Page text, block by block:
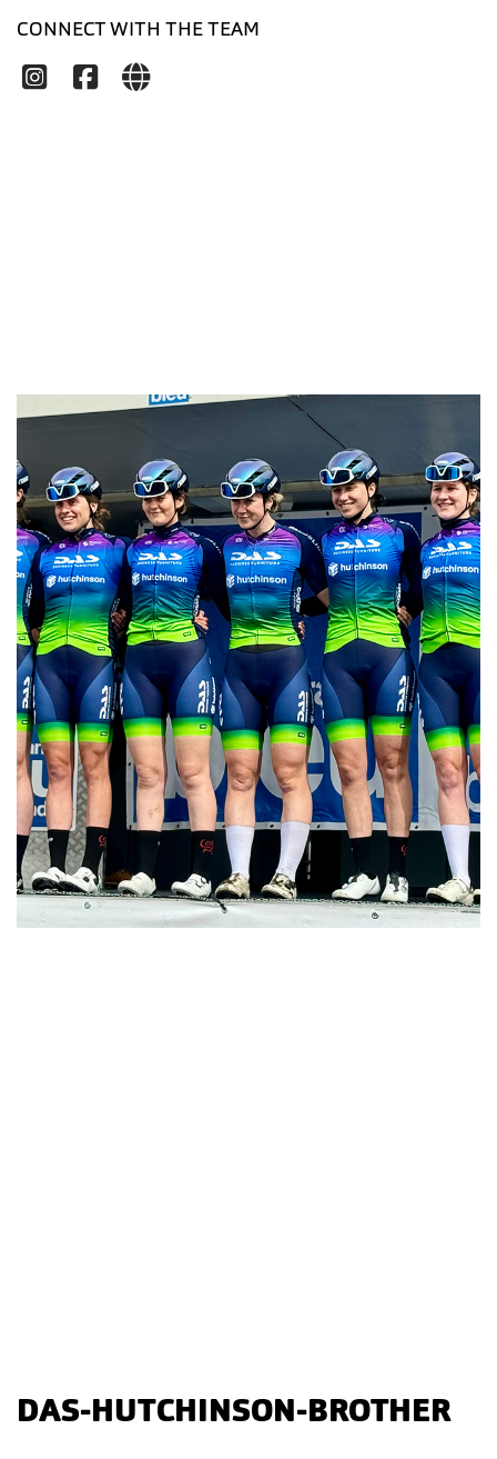
CONNECT WITH THE TEAM
DAS-HUTCHINSON-BROTHER